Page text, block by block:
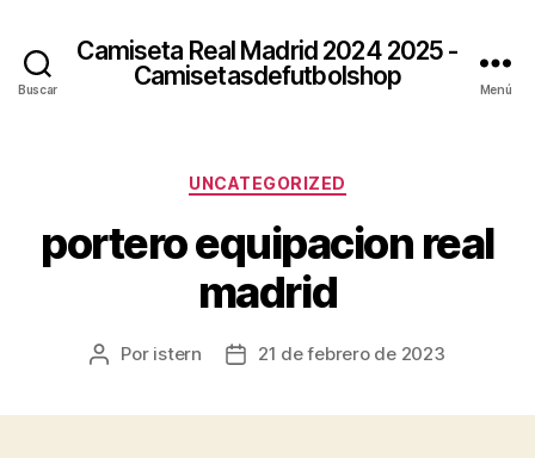
Buscar
Camiseta Real Madrid 2024 2025 -
Camisetasdefutbolshop
Menú
Categorías
UNCATEGORIZED
portero equipacion real
madrid
Autor
Por istern
Fecha21 de febrero de 2023